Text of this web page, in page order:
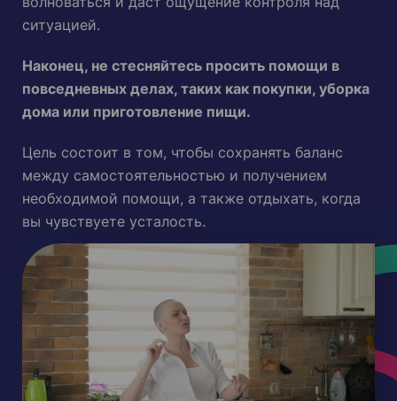
ситуацией.
Наконец, не стесняйтесь просить помощи в
повседневных делах, таких как покупки, уборка
дома или приготовление пищи.
Цель состоит в том, чтобы сохранять баланс
между самостоятельностью и получением
необходимой помощи, а также отдыхать, когда
вы чувствуете усталость.